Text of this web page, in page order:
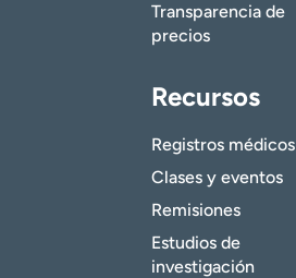
Transparencia de
precios
Recursos
Registros médicos
Clases y eventos
Remisiones
Estudios de
investigación